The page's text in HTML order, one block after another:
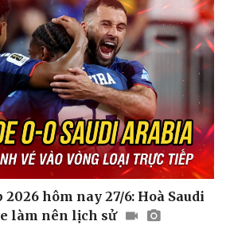
Ô tô - Xe máy
Ô tô
Xe máy
Tư vấn
2026 hôm nay 27/6: Hoà Saudi
làm nên lịch sử